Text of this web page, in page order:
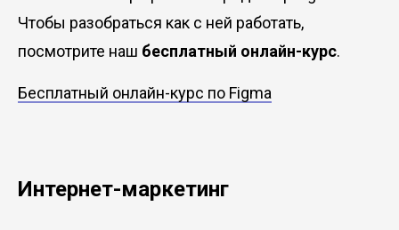
Чтобы разобраться как с ней работать,
посмотрите наш бесплатный онлайн-курс.
Бесплатный онлайн-курс по Figma
Интернет-маркетинг